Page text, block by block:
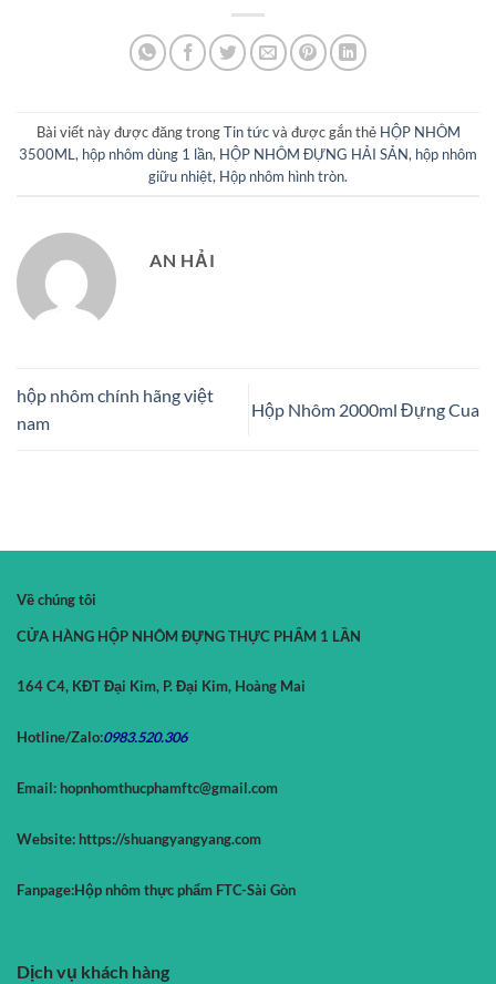
Bài viết này được đăng trongTin tứcvà được gắn thẻ HỘP NHÔM
3500ML , hộp nhôm dùng 1 lần, HỘP NHÔM ĐỰNG HẢI SẢN, hộp nhôm
giữu nhiệt, Hộp nhôm hình tròn.
AN HẢI
hộp nhôm chính hãng việt
nam
Hộp Nhôm 2000ml Đựng Cua
Về chúng tôi
CỬA HÀNG HỘP NHÔM ĐỰNG THỰC PHẨM 1 LẦN
164 C4, KĐT Đại Kim, P. Đại Kim, Hoàng Mai
Hotline/Zalo:0983.520.306
Email: hopnhomthucphamftc@gmail.com
Website: https://shuangyangyang.com
Fanpage:Hộp nhôm thực phẩm FTC-Sài Gòn
Dịch vụ khách hàng